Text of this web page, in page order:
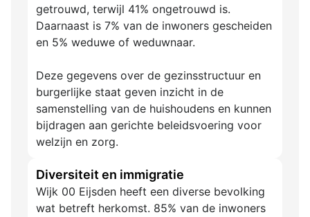
getrouwd, terwijl 41% ongetrouwd is.
Daarnaast is 7% van de inwoners gescheiden
en 5% weduwe of weduwnaar.
Deze gegevens over de gezinsstructuur en
burgerlijke staat geven inzicht in de
samenstelling van de huishoudens en kunnen
bijdragen aan gerichte beleidsvoering voor
welzijn en zorg.
Diversiteit en immigratie
Wijk 00 Eijsden heeft een diverse bevolking
wat betreft herkomst. 85% van de inwoners